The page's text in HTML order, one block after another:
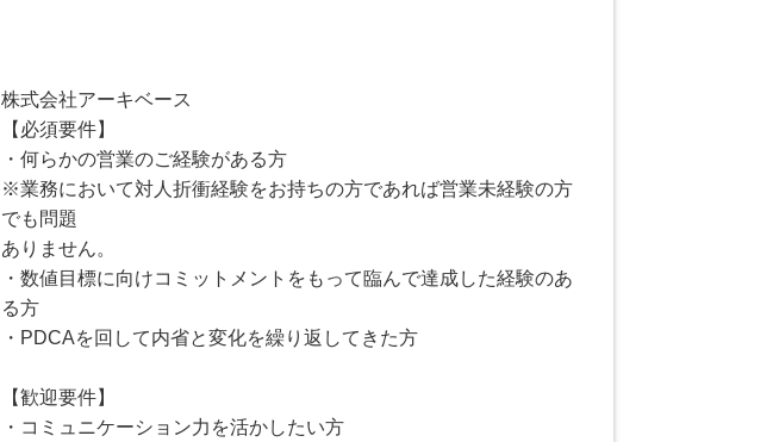
株式会社アーキベース
【必須要件】
・何らかの営業のご経験がある方
※業務において対人折衝経験をお持ちの方であれば営業未経験の方
でも問題
ありません。
・数値目標に向けコミットメントをもって臨んで達成した経験のあ
る方
・PDCAを回して内省と変化を繰り返してきた方
【歓迎要件】
・コミュニケーション力を活かしたい方